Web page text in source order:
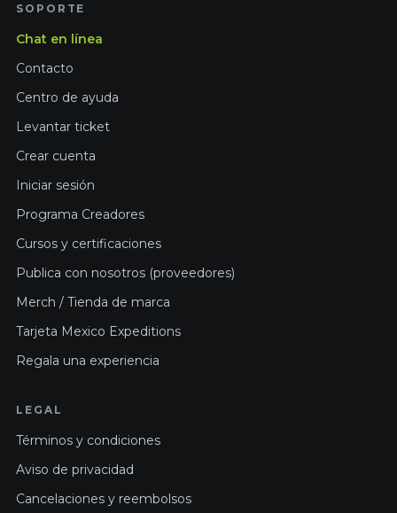
SOPORTE
Chat en línea
Contacto
Centro de ayuda
Levantar ticket
Crear cuenta
Iniciar sesión
Programa Creadores
Cursos y certificaciones
Publica con nosotros (proveedores)
Merch / Tienda de marca
Tarjeta Mexico Expeditions
Regala una experiencia
LEGAL
Términos y condiciones
Aviso de privacidad
Cancelaciones y reembolsos